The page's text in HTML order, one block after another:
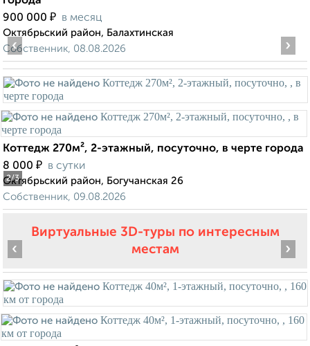
900 000 ₽ в месяц
Октябрьский район, Балахтинская
Собственник, 08.08.2026
2/3
‹ ›
Коттедж 270м², 2-этажный, посуточно, в черте города
8 000 ₽ в сутки
Октябрьский район, Богучанская 26
Собственник, 09.08.2026
Виртуальные 3D-туры по интересным
местам
‹ ›